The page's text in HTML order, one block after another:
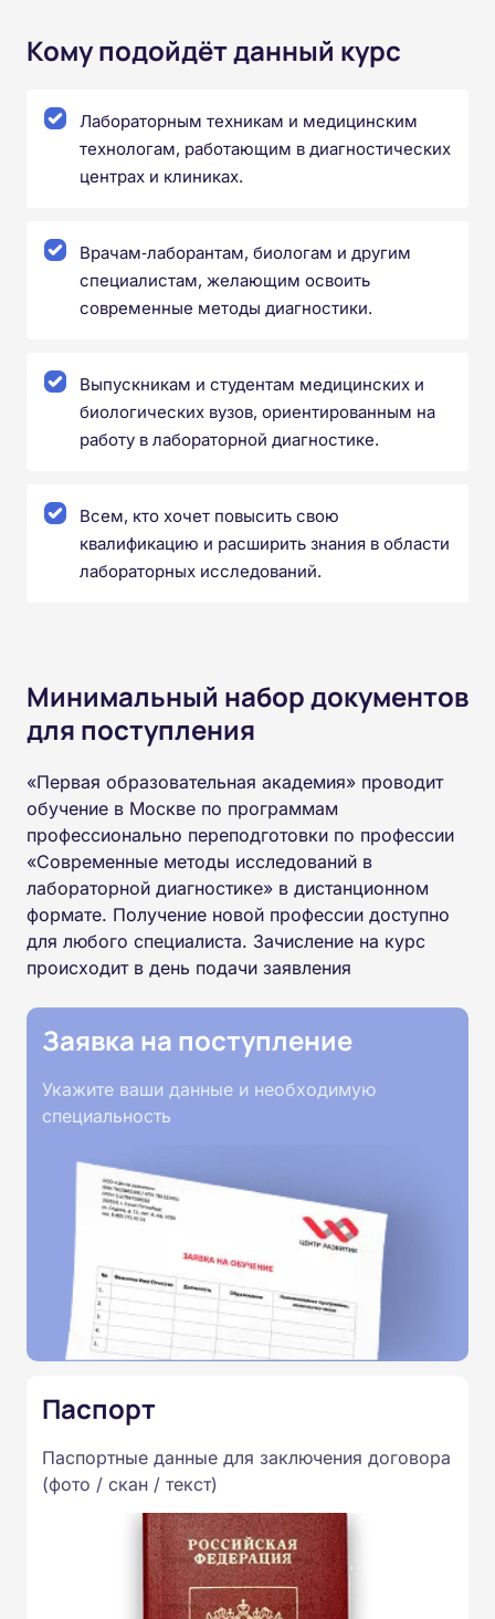
Кому подойдёт данный курс
Лабораторным техникам и медицинским
технологам, работающим в диагностических
центрах и клиниках.
Врачам‑лаборантам, биологам и другим
специалистам, желающим освоить
современные методы диагностики.
Выпускникам и студентам медицинских и
биологических вузов, ориентированным на
работу в лабораторной диагностике.
Всем, кто хочет повысить свою
квалификацию и расширить знания в области
лабораторных исследований.
Минимальный набор документов
для поступления
«Первая образовательная академия» проводит
обучение в Москве по программам
профессионально переподготовки по профессии
«Современные методы исследований в
лабораторной диагностике» в дистанционном
формате. Получение новой профессии доступно
для любого специалиста. Зачисление на курс
происходит в день подачи заявления
Заявка на поступление
Укажите ваши данные и необходимую
специальность
Паспорт
Паспортные данные для заключения договора
(фото / скан / текст)